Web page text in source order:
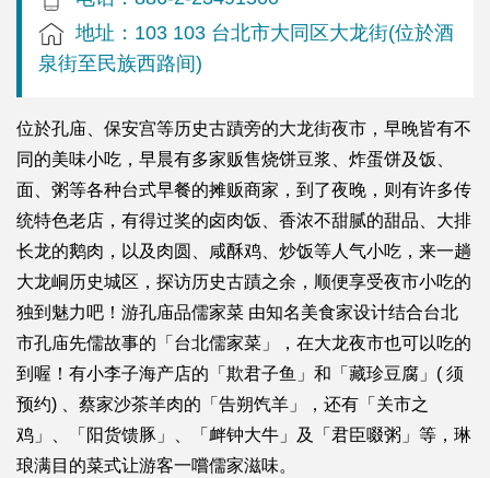
地址：103 103 台北市大同区大龙街(位於酒
泉街至民族西路间)
位於孔庙、保安宫等历史古蹟旁的大龙街夜市，早晚皆有不
同的美味小吃，早晨有多家贩售烧饼豆浆、炸蛋饼及饭、
面、粥等各种台式早餐的摊贩商家，到了夜晚，则有许多传
统特色老店，有得过奖的卤肉饭、香浓不甜腻的甜品、大排
长龙的鹅肉，以及肉圆、咸酥鸡、炒饭等人气小吃，来一趟
大龙峒历史城区，探访历史古蹟之余，顺便享受夜市小吃的
独到魅力吧！游孔庙品儒家菜 由知名美食家设计结合台北
市孔庙先儒故事的「台北儒家菜」，在大龙夜市也可以吃的
到喔！有小李子海产店的「欺君子鱼」和「藏珍豆腐」( 须
预约) 、蔡家沙茶羊肉的「告朔饩羊」，还有「关市之
鸡」、「阳货馈豚」、「衅钟大牛」及「君臣啜粥」等，琳
琅满目的菜式让游客一嚐儒家滋味。